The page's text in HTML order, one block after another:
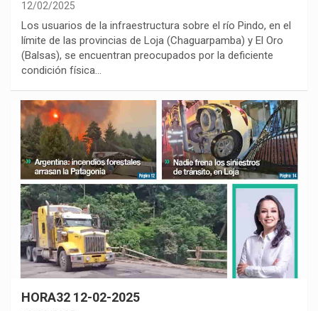
12/02/2025
Los usuarios de la infraestructura sobre el río Pindo, en el
límite de las provincias de Loja (Chaguarpamba) y El Oro
(Balsas), se encuentran preocupados por la deficiente
condición física…
HORA32 12-02-2025